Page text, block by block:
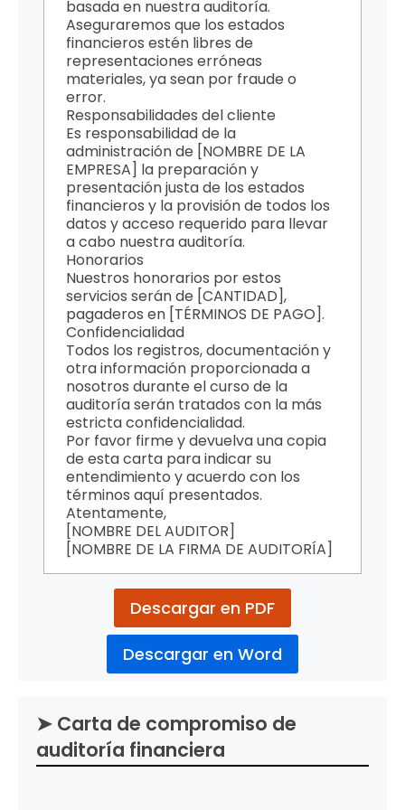
basada en nuestra auditoría.
Aseguraremos que los estados
financieros estén libres de
representaciones erróneas
materiales, ya sean por fraude o
error.
Responsabilidades del cliente
Es responsabilidad de la
administración de [NOMBRE DE LA
EMPRESA] la preparación y
presentación justa de los estados
financieros y la provisión de todos los
datos y acceso requerido para llevar
a cabo nuestra auditoría.
Honorarios
Nuestros honorarios por estos
servicios serán de [CANTIDAD],
pagaderos en [TÉRMINOS DE PAGO].
Confidencialidad
Todos los registros, documentación y
otra información proporcionada a
nosotros durante el curso de la
auditoría serán tratados con la más
estricta confidencialidad.
Por favor firme y devuelva una copia
de esta carta para indicar su
entendimiento y acuerdo con los
términos aquí presentados.
Atentamente,
[NOMBRE DEL AUDITOR]
[NOMBRE DE LA FIRMA DE AUDITORÍA]
Descargar en PDF
Descargar en Word
➤ Carta de compromiso de
auditoría financiera